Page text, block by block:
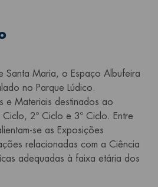
Santa Maria, o Espaço Albufeira
no Parque Lúdico.
e Materiais destinados ao
Ciclo, 2º Ciclo e 3º Ciclo. Entre
se as Exposições
relacionadas com a Ciência
adequadas à faixa etária dos